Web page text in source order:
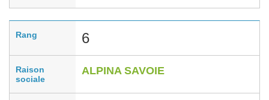
Rang 6
Raison
sociale
ALPINA SAVOIE